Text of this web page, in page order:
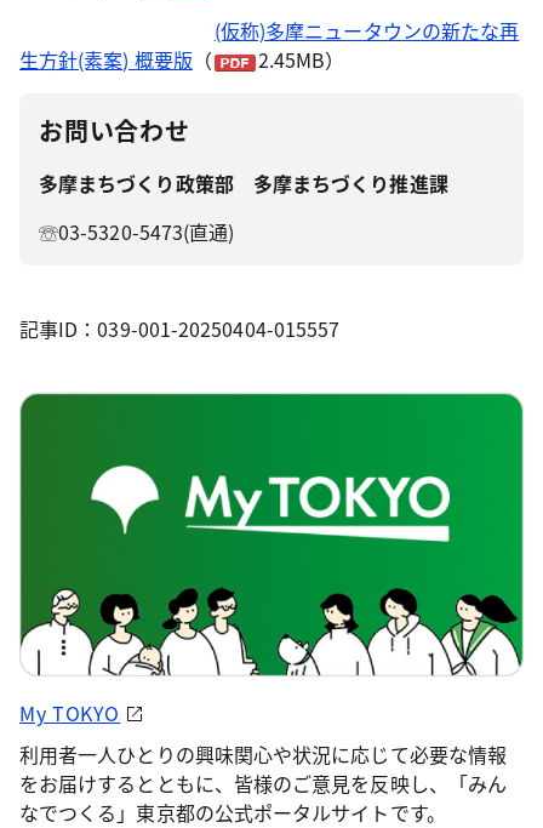
(仮称)多摩ニュータウンの新たな再
生方針(素案) 概要版 （ 2.45MB）
お問い合わせ
多摩まちづくり政策部 多摩まちづくり推進課
☏03-5320-5473(直通)
記事ID：039-001-20250404-015557
My TOKYO
利用者一人ひとりの興味関心や状況に応じて必要な情報
をお届けするとともに、皆様のご意見を反映し、「みん
なでつくる」東京都の公式ポータルサイトです。